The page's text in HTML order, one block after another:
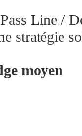
Line /
stratégie
moyen